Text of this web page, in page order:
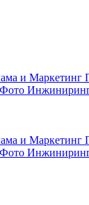
и Маркетинг
и Маркетинг